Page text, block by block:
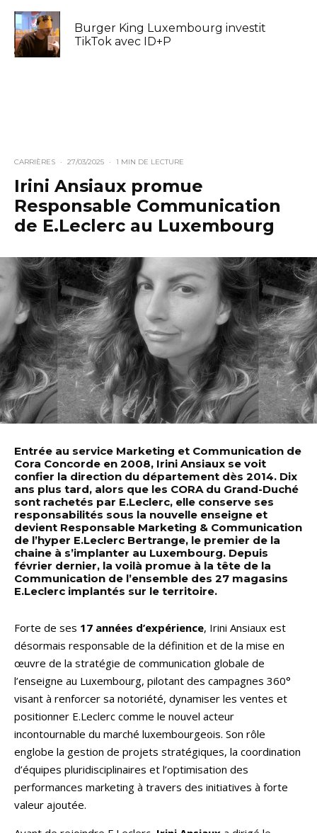
Burger King Luxembourg investit
TikTok avec ID+P
CARRIÈRES · 27/03/2025 · 1 MIN DE LECTURE
Irini Ansiaux promue
Responsable Communication
de E.Leclerc au Luxembourg
Entrée au service Marketing et Communication de
Cora Concorde en 2008, Irini Ansiaux se voit
confier la direction du département dès 2014. Dix
ans plus tard, alors que les CORA du Grand-Duché
sont rachetés par E.Leclerc, elle conserve ses
responsabilités sous la nouvelle enseigne et
devient Responsable Marketing & Communication
de l’hyper E.Leclerc Bertrange, le premier de la
chaine à s’implanter au Luxembourg. Depuis
février dernier, la voilà promue à la tête de la
Communication de l’ensemble des 27 magasins
E.Leclerc implantés sur le territoire.
Forte de ses 17 années d’expérience, Irini Ansiaux est
désormais responsable de la définition et de la mise en
œuvre de la stratégie de communication globale de
l’enseigne au Luxembourg, pilotant des campagnes 360°
visant à renforcer sa notoriété, dynamiser les ventes et
positionner E.Leclerc comme le nouvel acteur
incontournable du marché luxembourgeois. Son rôle
englobe la gestion de projets stratégiques, la coordination
d’équipes pluridisciplinaires et l’optimisation des
performances marketing à travers des initiatives à forte
valeur ajoutée.